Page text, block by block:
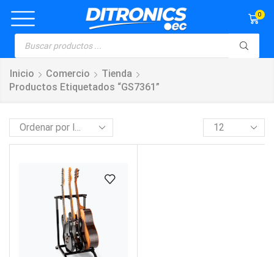
0
Inicio Comercio
Tienda
Productos Etiquetados “GS7361”